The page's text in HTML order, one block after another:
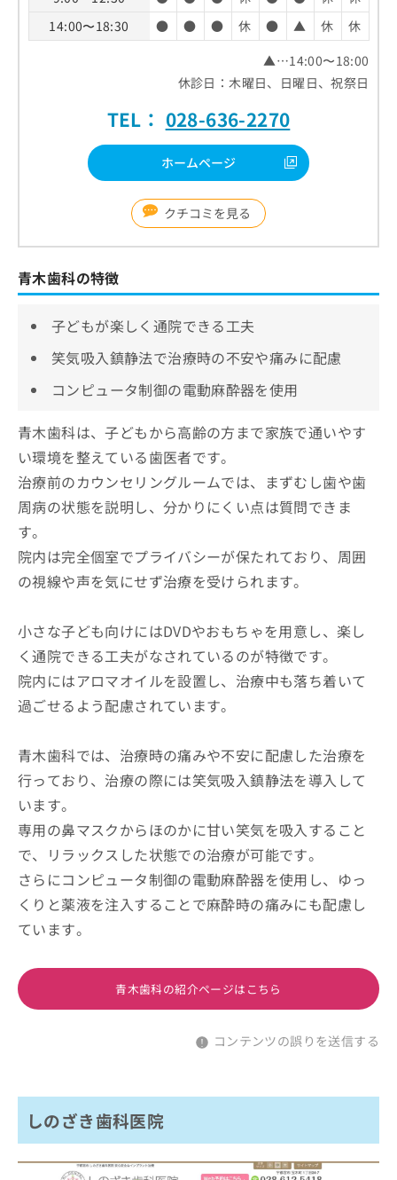
14:00〜18:30
● ● ● 休 ● ▲ 休
休
▲…14:00〜18:00
休診日：木曜日、日曜日、祝祭日
TEL： 028-636-2270
ホームページ
クチコミを見る
青木歯科の特徴
子どもが楽しく通院できる工夫
笑気吸入鎮静法で治療時の不安や痛みに配慮
コンピュータ制御の電動麻酔器を使用
青木歯科は、子どもから高齢の方まで家族で通いやす
い環境を整えている歯医者です。
治療前のカウンセリングルームでは、まずむし歯や歯
周病の状態を説明し、分かりにくい点は質問できま
す。
院内は完全個室でプライバシーが保たれており、周囲
の視線や声を気にせず治療を受けられます。
小さな子ども向けにはDVDやおもちゃを用意し、楽し
く通院できる工夫がなされているのが特徴です。
院内にはアロマオイルを設置し、治療中も落ち着いて
過ごせるよう配慮されています。
青木歯科では、治療時の痛みや不安に配慮した治療を
行っており、治療の際には笑気吸入鎮静法を導入して
います。
専用の鼻マスクからほのかに甘い笑気を吸入すること
で、リラックスした状態での治療が可能です。
さらにコンピュータ制御の電動麻酔器を使用し、ゆっ
くりと薬液を注入することで麻酔時の痛みにも配慮し
ています。
青木歯科の紹介ページはこちら
コンテンツの誤りを送信する
しのざき歯科医院